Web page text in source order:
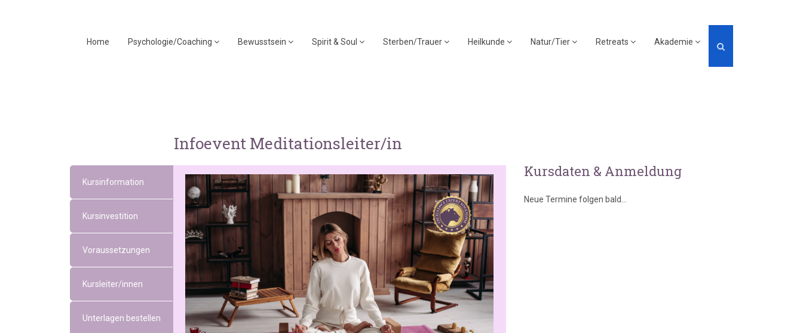
Home Psychologie/Coaching Bewusstsein Spirit & Soul Sterben/Trauer Heilkunde Natur/Tier Retreats Akademie
Infoevent Meditationsleiter/in
Kursinformation
Kursinvestition
Voraussetzungen
Kursleiter/innen
Unterlagen bestellen
Kursdaten & Anmeldung
Neue Termine folgen bald...